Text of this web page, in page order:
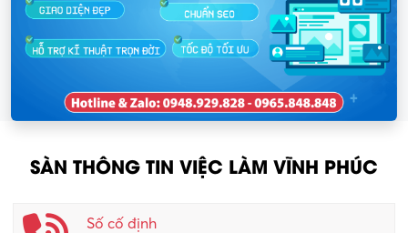
SÀN THÔNG TIN VIỆC LÀM VĨNH PHÚC
Số cố định